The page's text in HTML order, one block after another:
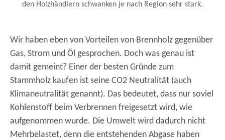
den Holzhändlern schwanken je nach Region sehr stark.
Wir haben eben von Vorteilen von Brennholz gegenüber
Gas, Strom und Öl gesprochen. Doch was genau ist
damit gemeint? Einer der besten Gründe zum
Stammholz kaufen ist seine CO2 Neutralität (auch
Klimaneutralität genannt). Das bedeutet, dass nur soviel
Kohlenstoff beim Verbrennen freigesetzt wird, wie
aufgenommen wurde. Die Umwelt wird dadurch nicht
Mehrbelastet, denn die entstehenden Abgase haben